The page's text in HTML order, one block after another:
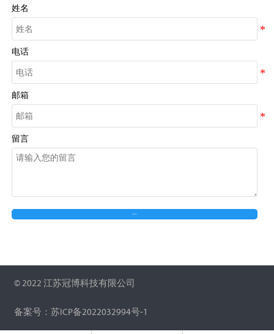
姓名
电话
邮箱
留言
© 2022 江苏冠博科技有限公司
备案号：苏ICP备2022032994号-1